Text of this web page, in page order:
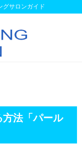
グサロンガイド
法「パール